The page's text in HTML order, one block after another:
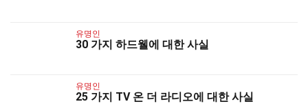
유명인
30 가지 하드웰에 대한 사실
유명인
25 가지 TV 온 더 라디오에 대한 사실